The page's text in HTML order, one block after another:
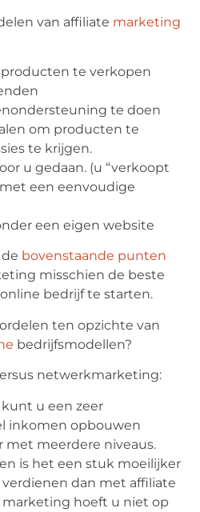
van affiliate marketing
te verkopen
te doen
om producten te
te krijgen.
u gedaan. (u “verkoopt
een eenvoudige
een eigen website
bovenstaande punten
misschien de beste
bedrijf te starten.
ten opzichte van
bedrijfsmodellen?
netwerkmarketing:
u een zeer
inkomen opbouwen
meerdere niveaus.
is het een stuk moeilijker
dan met affiliate
hoeft u niet op